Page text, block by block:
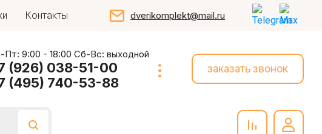
Контакты dverikomplekt@mail.ru
Пт: 9:00 - 18:00 Сб-Вс: выходной
(926) 038-51-00
(495) 740-53-88
заказать звонок